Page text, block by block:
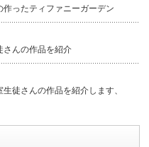
作ったティファニーガーデン
さんの作品を紹介
徒さんの作品を紹介します、